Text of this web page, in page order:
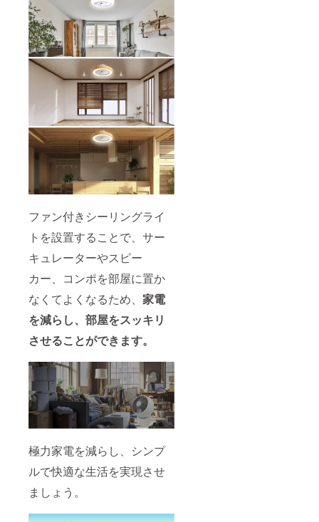
ファン付きシーリングライ
トを設置することで、サー
キュレーターやスピー
カー、コンポを部屋に置か
なくてよくなるため、 家電
を減らし、部屋をスッキリ
させることができます。
極力家電を減らし、シンプ
ルで快適な生活を実現させ
ましょう。